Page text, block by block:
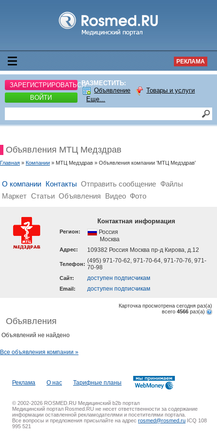
РЕКЛАМА
ЗАРЕГИСТРИРОВАТЬСЯ
ВОЙТИ
РАЗМЕСТИТЬ:
Объявление
Товары и услуги
Еще...
Объявления МТЦ Медздрав
Главная » Компании » МТЦ Медздрав » Объявления компании 'МТЦ Медздрав'
О компании Контакты Отправить сообщение Файлы
Маркет Статьи Объявления Видео Фото
Контактная информация
Регион:
Россия
Москва
Адрес: 109382 Россия Москва пр-д Кирова, д.12
Телефон: (495) 971-70-62, 971-70-64, 971-70-76, 971-
70-98
Cайт: доступен подписчикам
Email: доступен подписчикам
Карточка просмотрена сегодня раз(a)
всего 4566 раз(a)
Объявления
Объявлений не найдено
Все объявления компании »
Реклама О нас Тарифные планы
© 2002-2026 ROSMED.RU Медицинский b2b портал
Медицинский портал Rosmed.RU не несет ответственности за содержание
информации оставленной рекламодателями и посетителями портала.
Все вопросы и предложения присылайте на адрес rosmed@rosmed.ru ICQ 108
995 521